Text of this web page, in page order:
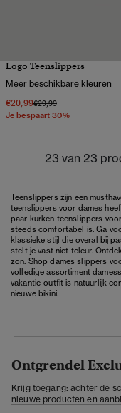
Logo Teenslippers
Meer beschikbare kleuren
€20,99Prijs verlaagd van
€29,99naar
Je bespaart 30%
23 van 23
Teenslippers zijn een
teenslippers voor dames
paar kurken teenslippers
steeds comfortabel is. Ga
klassieke stijl die overal bij
stelt je vast niet teleur.
zon. Shopdames slippers
volledige assortiment
vakantie-outfit is natuurlijk
nieuwe bikini.
Ontgrendel
Krijg toegang: achter de
nieuwe producten en